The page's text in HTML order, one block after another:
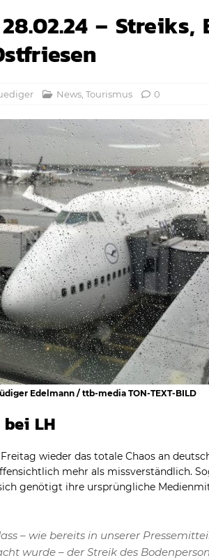
2026 ] Reise News 23.07.26 – Condor, Scooter,
– Streiks,
News Tourismus 0
Edelmann / ttb-media TON-TEXT-BILD
LH
wieder das totale Chaos an
mehr als missverständlich.
genötigt ihre ursprüngliche
– wie bereits in unserer
wurde – der Streik des